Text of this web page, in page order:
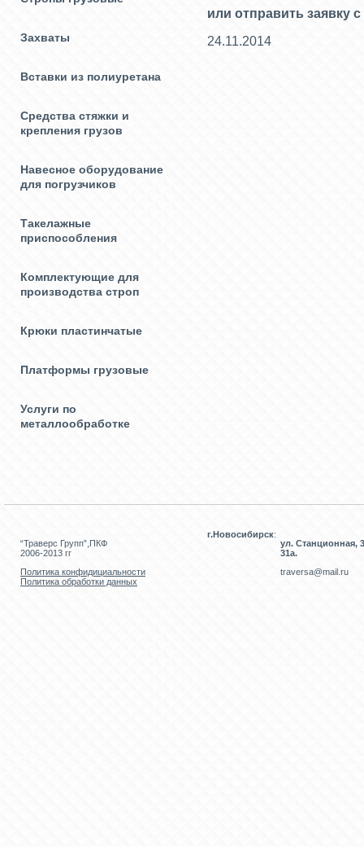
Захваты
Вставки из полиуретана
Средства стяжки и
крепления грузов
Навесное оборудование
для погрузчиков
Такелажные
приспособления
Комплектующие для
производства строп
Крюки пластинчатые
Платформы грузовые
Услуги по
металлообработке
или отправить заявку с
24.11.2014
“Траверс Групп”,ПКФ
2006-2013 гг
Политика конфидициальности
Политика обработки данных
г.Новосибирск:
ул. Станционная,
31а.
traversa@mail.ru